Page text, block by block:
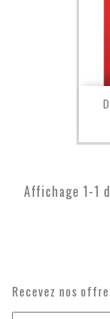
Affichage 1-1
Recevez nos